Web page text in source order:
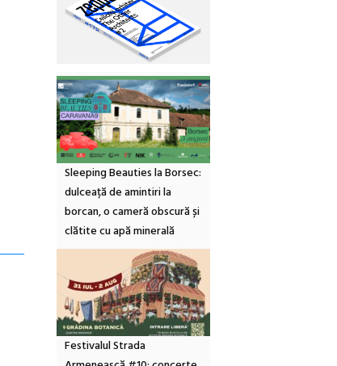
Sleeping Beauties la Borsec:
dulceață de amintiri la
borcan, o cameră obscură și
clătite cu apă minerală
Festivalul Strada